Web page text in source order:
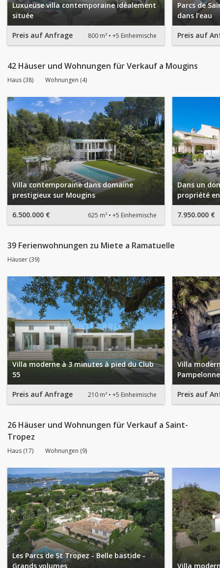
Luxueuse villa contemporaine idéalement
située
Preis auf Anfrage 800 m² +5 Einheimische
Parcs de
dans l’eau
Preis auf
42 Häuser und Wohnungen für Verkauf a Mougins
Haus (38) Wohnungen (4)
Villa contemporaine dans domaine
prestigieux sur Mougins
6.500.000 € 625 m² +5 Einheimische
Dans un
propriété
7.950.000 €
39 Ferienwohnungen zu Miete a Ramatuelle
Häuser (39)
Villa moderne à 3 minutes à pied du Club
55
Preis auf Anfrage 210 m² +5 Einheimische
Villa
Pampelonne
Preis auf
26 Häuser und Wohnungen für Verkauf a Saint-
Tropez
Haus (17) Wohnungen (9)
Les Parcs de St Tropez - Belle bastide -
Grands volumes
Villa